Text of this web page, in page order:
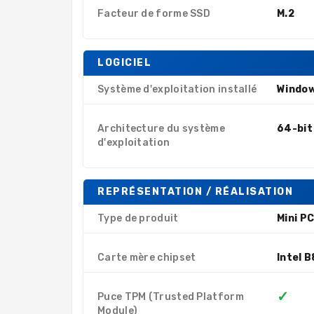
Facteur de forme SSD M.2
LOGICIEL
Système d'exploitation installé
Architecture du système
d'exploitation
64-bit
REPRÉSENTATION / RÉALISATION
Type de produit Mini PC
Carte mère chipset Intel
Puce TPM (Trusted Platform
Module)
✓